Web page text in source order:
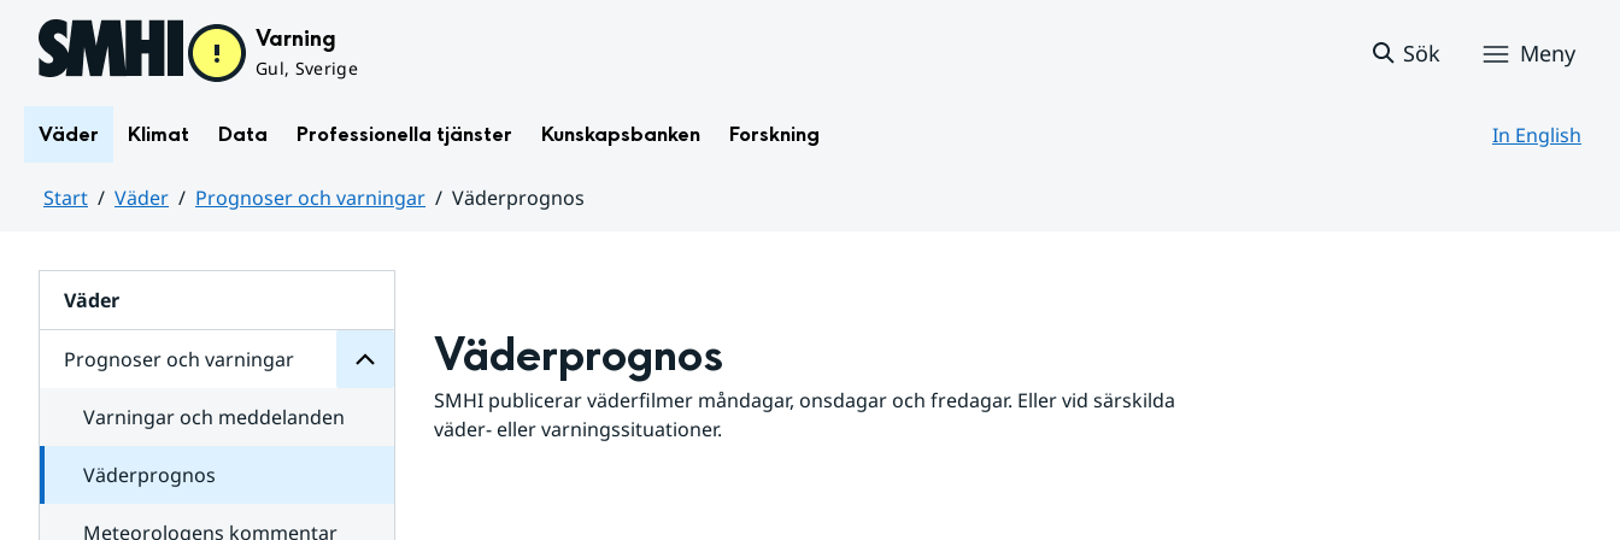
Hoppa till sidans innehåll Varning
Gul, Sverige
Sök Meny
Väder Klimat Data Professionella tjänster Kunskapsbanken Forskning In English
Start Väder Prognoser och varningar
Väderprognos
Väder
Prognoser och varningar
för
varningar
Varningar och meddelanden
Väderprognos
Meteorologens kommentar
Väderprognos
SMHI publicerar väderfilmer måndagar, onsdagar och fredagar. Eller vid särskilda
väder- eller varningssituationer.